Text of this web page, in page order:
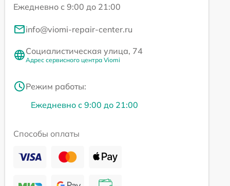
Ежедневно с 9:00 до 21:00
info@viomi-repair-center.ru
Социалистическая улица, 74
Адрес сервисного центра Viomi
Режим работы:
Ежедневно с 9:00 до 21:00
Способы оплаты